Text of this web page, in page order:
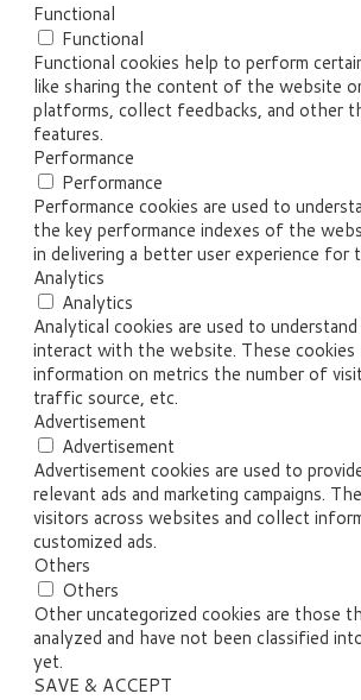
Functional
Functional
Functional cookies help to perform
like sharing the content of the website
platforms, collect feedbacks, and other
features.
Performance
Performance
Performance cookies are used to
the key performance indexes of the
in delivering a better user experience for
Analytics
Analytics
Analytical cookies are used to
interact with the website. These cookies
information on metrics the number of
traffic source, etc.
Advertisement
Advertisement
Advertisement cookies are used to
relevant ads and marketing campaigns.
visitors across websites and collect
customized ads.
Others
Others
Other uncategorized cookies are those
analyzed and have not been classified
yet.
SAVE & ACCEPT